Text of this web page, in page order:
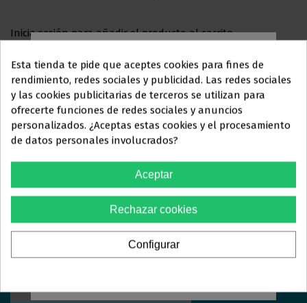
Este sitio web está dirigidoen
exclusivaa
PROFESIONALES DEL
SECTOR
ODONTOLÓGICO
Debes confirmar que eres
profesional dental
Inicia sesión para añadir el producto al carrito
ORTOLANDENTAL
Estamos aquí para responder sus preguntas y ayudarle
en lo que necesite. Ya sea que busque más información
sobre nuestros servicios, tenga dudas específicas o
simplemente quiera saber más, estaremos encantados
Esta tienda te pide que aceptes cookies para fines de
rendimiento, redes sociales y publicidad. Las redes sociales
y las cookies publicitarias de terceros se utilizan para
ofrecerte funciones de redes sociales y anuncios
personalizados. ¿Aceptas estas cookies y el procesamiento
de datos personales involucrados?
Aceptar
Rechazar cookies
Configurar